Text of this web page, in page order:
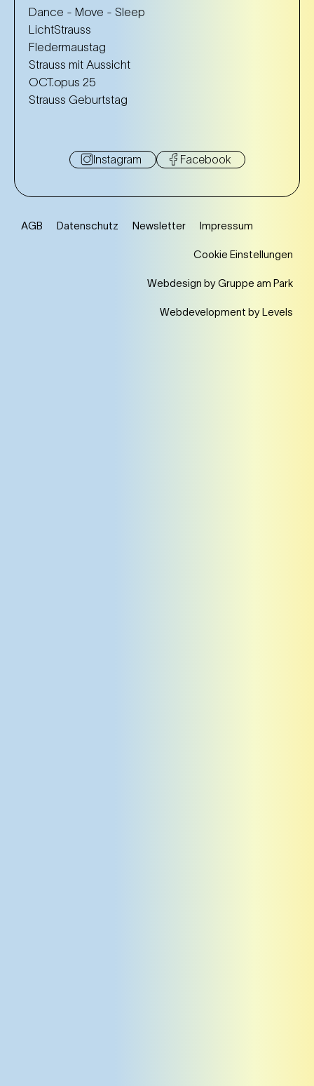
Dance - Move - Sleep
LichtStrauss
Fledermaustag
Strauss mit Aussicht
OCT.opus 25
Strauss Geburtstag
Instagram Facebook
AGB Datenschutz Newsletter Impressum
Cookie Einstellungen
Webdesign by Gruppe am Park
Webdevelopment by Levels